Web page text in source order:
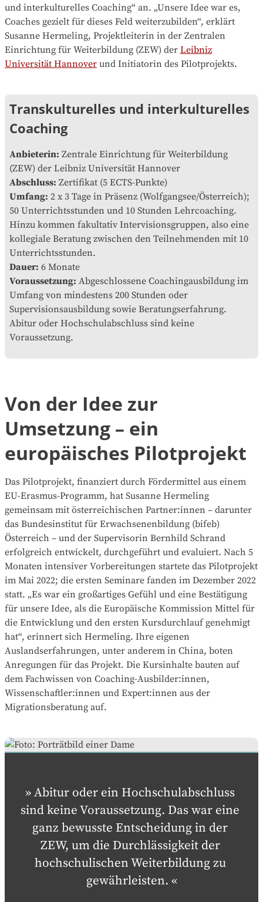
und interkulturelles Coaching“ an. „Unsere Idee war es,
Coaches gezielt für dieses Feld weiterzubilden“, erklärt
Susanne Hermeling, Projektleiterin in der Zentralen
Einrichtung für Weiterbildung (ZEW) der Leibniz
Universität Hannover und Initiatorin des Pilotprojekts.
Transkulturelles und interkulturelles
Coaching
Anbieterin: Zentrale Einrichtung für Weiterbildung
(ZEW) der Leibniz Universität Hannover
Abschluss: Zertifikat (5 ECTS-Punkte)
Umfang: 2 x 3 Tage in Präsenz (Wolfgangsee/Österreich);
50 Unterrichtsstunden und 10 Stunden Lehrcoaching.
Hinzu kommen fakultativ Intervisionsgruppen, also eine
kollegiale Beratung zwischen den Teilnehmenden mit 10
Unterrichtsstunden.
Dauer: 6 Monate
Voraussetzung: Abgeschlossene Coachingausbildung im
Umfang von mindestens 200 Stunden oder
Supervisionsausbildung sowie Beratungserfahrung.
Abitur oder Hochschulabschluss sind keine
Voraussetzung.
Von der Idee zur
Umsetzung – ein
europäisches Pilotprojekt
Das Pilotprojekt, finanziert durch Fördermittel aus einem
EU-Erasmus-Programm, hat Susanne Hermeling
gemeinsam mit österreichischen Partner:innen – darunter
das Bundesinstitut für Erwachsenenbildung (bifeb)
Österreich – und der Supervisorin Bernhild Schrand
erfolgreich entwickelt, durchgeführt und evaluiert. Nach 5
Monaten intensiver Vorbereitungen startete das Pilotprojekt
im Mai 2022; die ersten Seminare fanden im Dezember 2022
statt. „Es war ein großartiges Gefühl und eine Bestätigung
für unsere Idee, als die Europäische Kommission Mittel für
die Entwicklung und den ersten Kursdurchlauf genehmigt
hat“, erinnert sich Hermeling. Ihre eigenen
Auslandserfahrungen, unter anderem in China, boten
Anregungen für das Projekt. Die Kursinhalte bauten auf
dem Fachwissen von Coaching-Ausbilder:innen,
Wissenschaftler:innen und Expert:innen aus der
Migrationsberatung auf.
Abitur oder ein Hochschulabschluss
sind keine Voraussetzung. Das war eine
ganz bewusste Entscheidung in der
ZEW, um die Durchlässigkeit der
hochschulischen Weiterbildung zu
gewährleisten.